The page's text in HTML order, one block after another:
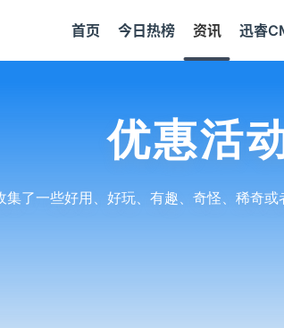
首页 今日热榜 资讯 迅睿
优惠活
集了一些好用、好玩、有趣、奇怪、稀奇